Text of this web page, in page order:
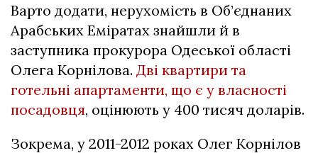
Варто додати, нерухомість в Об’єднаних
Арабських Еміратах знайшли й в
заступника прокурора Одеської області
Олега Корнілова. Дві квартири та
готельні апартаменти, що є у власності
посадовця, оцінюють у 400 тисяч доларів.
Зокрема, у 2011-2012 роках Олег Корнілов